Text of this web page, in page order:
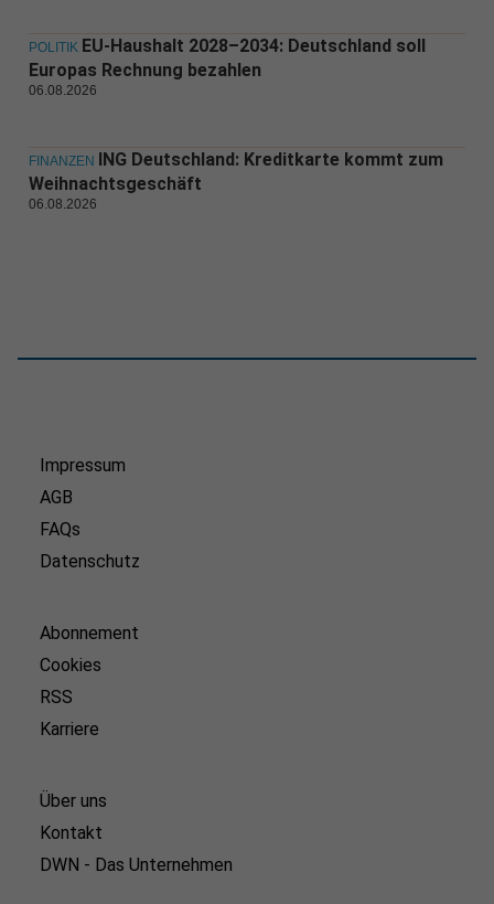
POLITIK EU-Haushalt 2028–2034: Deutschland soll
Europas Rechnung bezahlen
06.08.2026
FINANZEN
ING Deutschland: Kreditkarte kommt zum
Weihnachtsgeschäft
06.08.2026
Impressum
AGB
FAQs
Datenschutz
Abonnement
Cookies
RSS
Karriere
Über uns
Kontakt
DWN - Das Unternehmen